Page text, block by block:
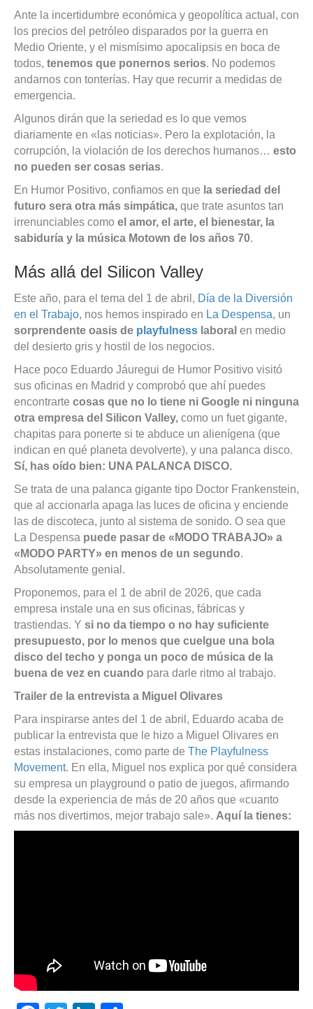
Ante la incertidumbre económica y geopolítica actual, con
los precios del petróleo disparados por la guerra en
Medio Oriente, y el mismísimo apocalipsis en boca de
todos, tenemos que ponernos serios. No podemos
andarnos con tonterías. Hay que recurrir a medidas de
emergencia.
Algunos dirán que la seriedad es lo que vemos
diariamente en «las noticias». Pero la explotación, la
corrupción, la violación de los derechos humanos… esto
no pueden ser cosas serias.
En Humor Positivo, confiamos en que la seriedad del
futuro sera otra más simpática, que trate asuntos tan
irrenunciables como el amor, el arte, el bienestar, la
sabiduría y la música Motown de los años 70.
Más allá del Silicon Valley
Este año, para el tema del 1 de abril, Día de la Diversión
en el Trabajo, nos hemos inspirado en La Despensa, un
sorprendente oasis de playfulness laboral en medio
del desierto gris y hostil de los negocios.
Hace poco Eduardo Jáuregui de Humor Positivo visitó
sus oficinas en Madrid y comprobó que ahí puedes
encontrarte cosas que no lo tiene ni Google ni ninguna
otra empresa del Silicon Valley, como un fuet gigante,
chapitas para ponerte si te abduce un alienígena (que
indican en qué planeta devolverte), y una palanca disco.
Sí, has oído bien: UNA PALANCA DISCO.
Se trata de una palanca gigante tipo Doctor Frankenstein,
que al accionarla apaga las luces de oficina y enciende
las de discoteca, junto al sistema de sonido. O sea que
La Despensa puede pasar de «MODO TRABAJO» a
«MODO PARTY» en menos de un segundo.
Absolutamente genial.
Proponemos, para el 1 de abril de 2026, que cada
empresa instale una en sus oficinas, fábricas y
trastiendas. Y si no da tiempo o no hay suficiente
presupuesto, por lo menos que cuelgue una bola
disco del techo y ponga un poco de música de la
buena de vez en cuando para darle ritmo al trabajo.
Trailer de la entrevista a Miguel Olivares
Para inspirarse antes del 1 de abril, Eduardo acaba de
publicar la entrevista que le hizo a Miguel Olivares en
estas instalaciones, como parte de The Playfulness
Movement. En ella, Miguel nos explica por qué considera
su empresa un playground o patio de juegos, afirmando
desde la experiencia de más de 20 años que «cuanto
más nos divertimos, mejor trabajo sale». Aquí la tienes: